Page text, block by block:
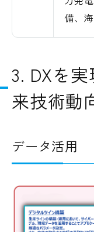
備、
3. DXを
来技術動
データ活用